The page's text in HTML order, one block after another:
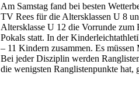
Am Samstag fand bei besten
TV Rees für die Altersklassen U 8
Altersklasse U 12 die Vorrunde
Pokals statt. In der
– 11 Kindern zusammen. Es
Bei jeder Disziplin werden
die wenigsten Ranglistenpunkte hat,